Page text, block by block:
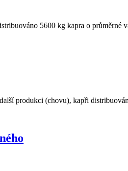
5600 kg kapra o průměrné
produkci (chovu), kapři